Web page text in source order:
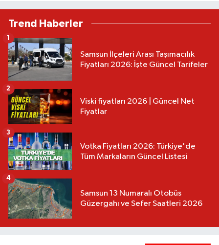
Trend Haberler
Samsun İlçeleri Arası Taşımacılık
Fiyatları 2026: İşte Güncel Tarifeler
1
Viski fiyatları 2026 | Güncel Net
Fiyatlar
2
Votka Fiyatları 2026: Türkiye'de
Tüm Markaların Güncel Listesi
3
Samsun 13 Numaralı Otobüs
Güzergahı ve Sefer Saatleri 2026
4